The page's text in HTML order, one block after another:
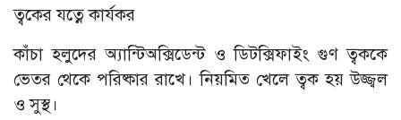
ত্বকের যত্নে কার্যকর
কাঁচা হলুদের অ্যান্টিঅক্সিডেন্ট ও ডিটক্সিফাইং গুণ ত্বককে
ভেতর থেকে পরিষ্কার রাখে। নিয়মিত খেলে ত্বক হয় উজ্জ্বল
ও সুস্থ।